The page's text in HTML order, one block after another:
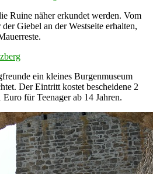
Ruine näher erkundet werden. Vom
Giebel an der Westseite erhalten,
ein kleines Burgenmuseum
Der Eintritt kostet bescheidene 2
für Teenager ab 14 Jahren.